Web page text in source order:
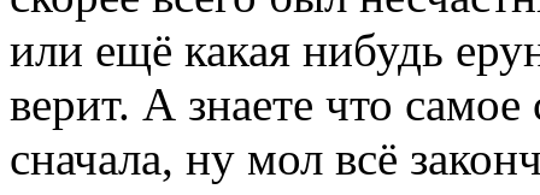
или ещё какая нибудь
верит. А знаете что
сначала, ну мол всё